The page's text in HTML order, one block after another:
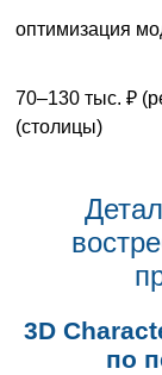
оптимизация
70–130 тыс. ₽
(столицы)
3D
по